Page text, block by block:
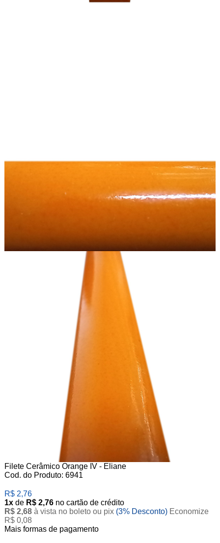
Filete Cerâmico Orange IV - Eliane
Cod. do Produto: 6941
R$ 2,76
1xde R$ 2,76 no cartão de crédito
R$ 2,68 à vista no boleto ou pix (3% Desconto) Economize
R$ 0,08
Mais formas de pagamento